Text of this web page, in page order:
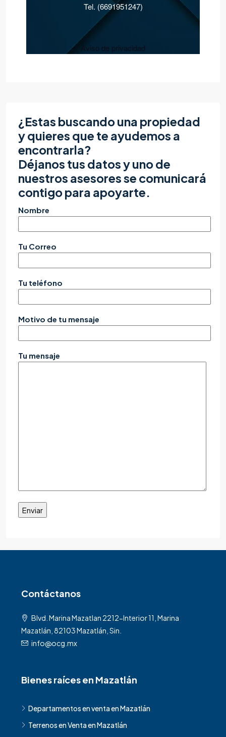
Tel. (6691951247)
Aviso de privacidad
¿Estas buscando una propiedad
y quieres que te ayudemos a
encontrarla?
Déjanos tus datos y uno de
nuestros asesores se comunicará
contigo para apoyarte.
Nombre
Tu Correo
Tu teléfono
Motivo de tu mensaje
Tu mensaje
Contáctanos
Blvd. Marina Mazatlan 2212-Interior 11, Marina
Mazatlán, 82103 Mazatlán, Sin.
info@ocg.mx
Bienes raíces en Mazatlán
Departamentos en venta en Mazatlán
Terrenos en Venta en Mazatlán